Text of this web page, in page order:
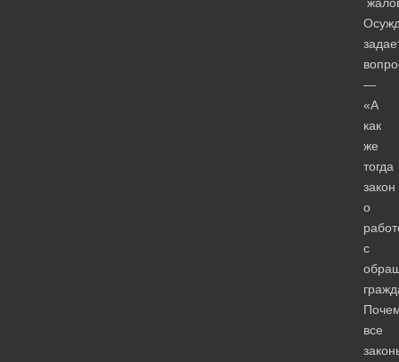
—
«А
как
же
тогда
закон
о
с
все